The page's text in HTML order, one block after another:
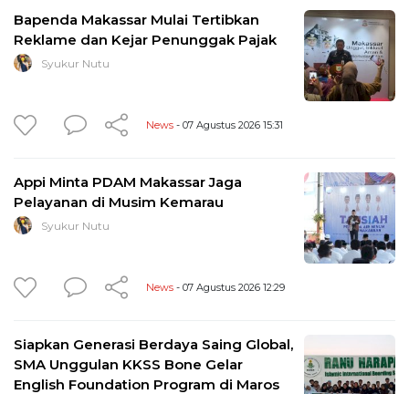
Bapenda Makassar Mulai Tertibkan
Reklame dan Kejar Penunggak Pajak
Syukur Nutu
News - 07 Agustus 2026 15:31
Appi Minta PDAM Makassar Jaga
Pelayanan di Musim Kemarau
Syukur Nutu
News - 07 Agustus 2026 12:29
Siapkan Generasi Berdaya Saing Global,
SMA Unggulan KKSS Bone Gelar
English Foundation Program di Maros